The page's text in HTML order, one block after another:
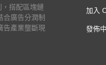
搭配區塊鏈
合廣告分潤制
告產業壟斷現
加入
發佈